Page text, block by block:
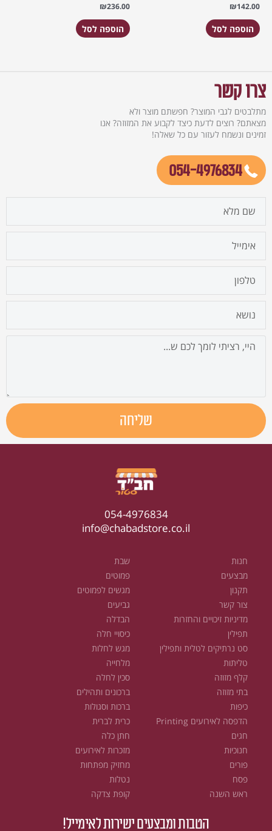
₪142.00
הוספה לסל
₪236.00
הוספה לסל
צרו קשר
מתלבטים לגבי המוצר? חפשתם מוצר ולא
מצאתם? רוצים לדעת כיצד לקבוע את המזוזה? אנו
זמינים ונשמח לעזור עם כל שאלה!
054-4976834
הודעה
שליחה
054-4976834
info@chabadstore.co.il
חנות
מבצעים
תקנון
צור קשר
מדיניות זיכויים והחזרות
תפילין
סט נרתיקים לטלית ותפילין
טליתות
קלף מזוזה
בתי מזוזה
כיפות
הדפסה לאירועים Printing
חגים
חנוכיות
פורים
פסח
ראש השנה
שבת
פמוטים
מגשים לפמוטים
גביעים
הבדלה
כיסויי חלה
מגש לחלות
מלחייה
סכין לחלה
ברכונים ותהילים
ברכות וסגולות
כרית לברית
חתן כלה
מזכרות לאירועים
מחזיק מפתחות
נטלות
קופת צדקה
הטבות ומבצעים ישירות לאימייל!